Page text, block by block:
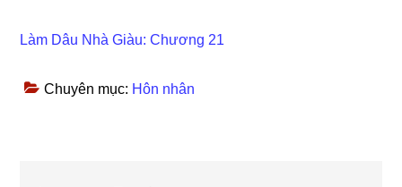
Làm Dâu Nhà Giàu: Chương 21
Chuyên mục: Hôn nhân